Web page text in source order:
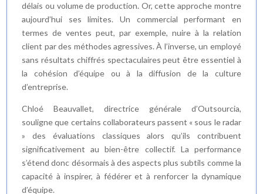
délais ou volume de production. Or, cette approche montre
aujourd’hui ses limites. Un commercial performant en
termes de ventes peut, par exemple, nuire à la relation
client par des méthodes agressives. À l’inverse, un employé
sans résultats chiffrés spectaculaires peut être essentiel à
la cohésion d’équipe ou à la diffusion de la culture
d’entreprise.
Chloé Beauvallet, directrice générale d’Outsourcia,
souligne que certains collaborateurs passent « sous le radar
» des évaluations classiques alors qu’ils contribuent
significativement au bien-être collectif. La performance
s’étend donc désormais à des aspects plus subtils comme la
capacité à inspirer, à fédérer et à renforcer la dynamique
d’équipe.